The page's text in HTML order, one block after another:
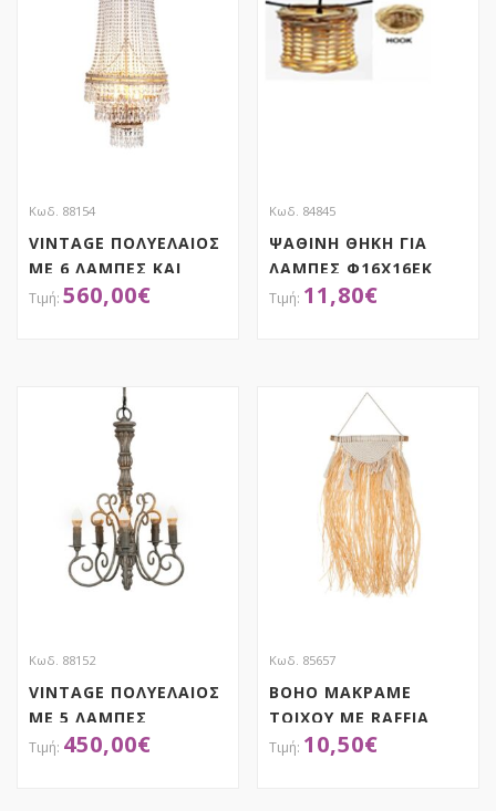
Κωδ. 88154
VINTAGE ΠΟΛΥΕΛΑΙΟΣ
ΜΕ 6 ΛΑΜΠΕΣ ΚΑΙ
ΚΡΥΣΤΑΛΑΚΙΑ
560,00€
Κωδ. 84845
ΨΑΘΙΝΗ ΘΗΚΗ ΓΙΑ
ΛΑΜΠΕΣ Φ16X16EK
11,80€
Κωδ. 88152
VINTAGE ΠΟΛΥΕΛΑΙΟΣ
ΜΕ 5 ΛΑΜΠΕΣ
Φ45Χ65ΕΚ
450,00€
Κωδ. 85657
BOHO ΜΑΚΡΑΜΕ
ΤΟΙΧΟΥ ΜΕ RAFFIA
30Χ60 80ΕΚ
10,50€